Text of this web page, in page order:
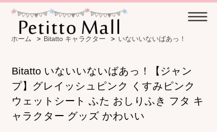
ホーム > Bitatto キャラクター > いないいないばあっ！
Bitatto いないいないばあっ！【ジャン
プ】グレイッシュピンク くすみピンク
ウェットシート ふた おしりふき フタ キ
ャラクター グッズ かわいい